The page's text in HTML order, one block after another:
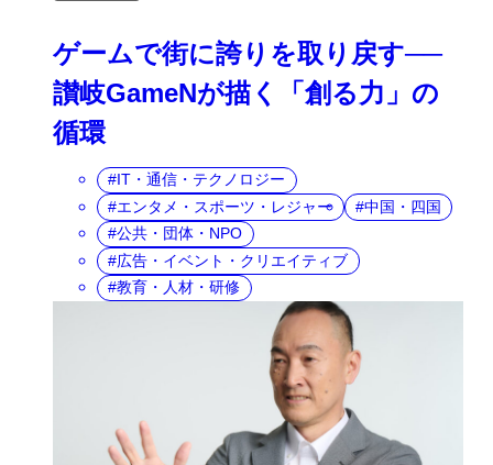
ゲームで街に誇りを取り戻す──
讃岐GameNが描く「創る力」の
循環
IT・通信・テクノロジー
エンタメ・スポーツ・レジャー
中国・四国
公共・団体・NPO
広告・イベント・クリエイティブ
教育・人材・研修